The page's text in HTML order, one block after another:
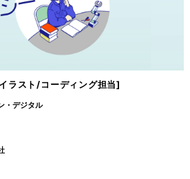
ラスト/コーディング担当]
デジタル